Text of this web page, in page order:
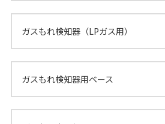
ガスもれ検知器（LPガス用）
ガスもれ検知器用ベース